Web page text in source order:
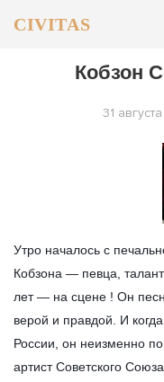
CIVITAS
ОБЩЕСТВО
Кобзон
31
Утро началось с
Кобзона — певца,
лет — на сцене ! Он
верой и правдой. И
России, он неизменно
артист Советского